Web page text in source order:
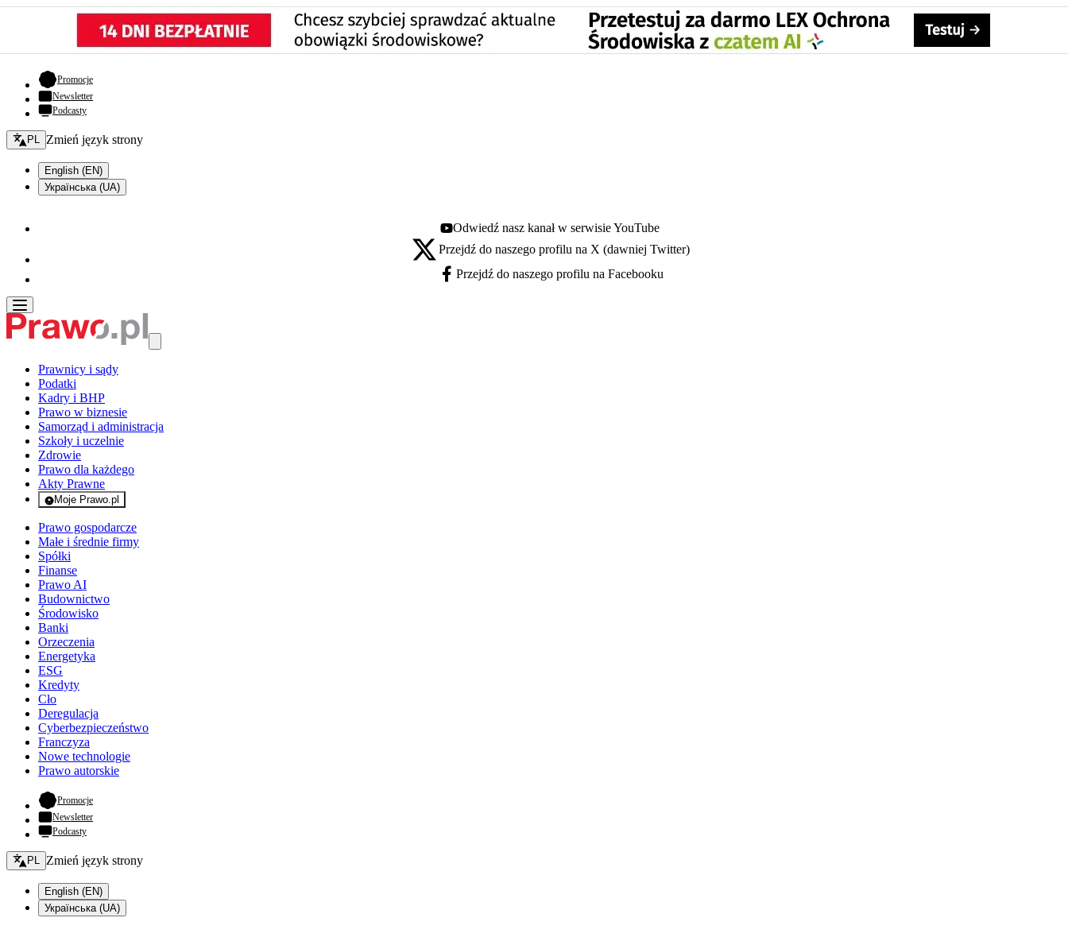
Promocje- otwiera się w nowej karcie
Newsletter
Podcasty
Zmień język - bieżący:
PL Zmień język strony
English (EN)
Українська (UA)
Youtube - otwiera się w nowej karcie
Odwiedź nasz kanał w serwisie YouTube
X - otwiera się w nowej karcie
Przejdź do naszego profilu na X (dawniej Twitter)
Facebook - otwiera się w nowej karcie
Przejdź do naszego profilu na Facebooku
Prawnicy i sądy
Podatki
Kadry i BHP
Prawo w biznesie
Samorząd i administracja
Szkoły i uczelnie
Zdrowie
Prawo dla każdego
Akty Prawne
Moje Prawo.pl
- rejestracja i logowanie do serwisu
Prawo gospodarcze
Małe i średnie firmy
Spółki
Finanse
Prawo AI
Budownictwo
Środowisko
Banki
Orzeczenia
Energetyka
ESG
Kredyty
Cło
Deregulacja
Cyberbezpieczeństwo
Franczyza
Nowe technologie
Prawo autorskie
Promocje- otwiera się w nowej karcie
Newsletter
Podcasty
Zmień język - bieżący:
PL Zmień język strony
English (EN)
Українська (UA)